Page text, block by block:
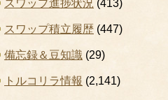
スワップ進捗状況 (413)
スワップ積立履歴 (447)
備忘録＆豆知識 (29)
トルコリラ情報 (2,141)